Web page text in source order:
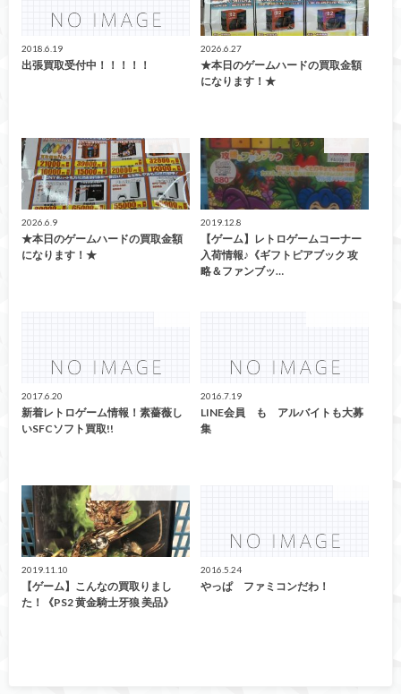
2018.6.19
出張買取受付中！！！！！
2026.6.27
★本日のゲームハードの買取金額
になります！★
2026.6.9
★本日のゲームハードの買取金額
になります！★
2019.12.8
【ゲーム】レトロゲームコーナー
入荷情報♪《ギフトピアブック 攻
略＆ファンブッ…
2017.6.20
新着レトロゲーム情報！素薔薇し
いSFCソフト買取!!
2016.7.19
LINE会員 も アルバイトも大募
集
2019.11.10
【ゲーム】こんなの買取りまし
た！《PS2 黄金騎士牙狼 美品》
2016.5.24
やっぱ ファミコンだわ！